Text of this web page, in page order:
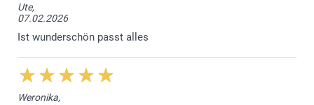
Ute,
07.02.2026
Ist wunderschön passt alles
Weronika,